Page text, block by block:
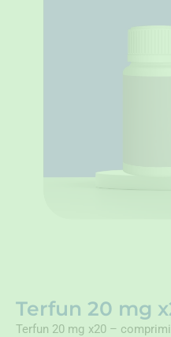
Terfun 20 mg
Terfun 20 mg x20 –